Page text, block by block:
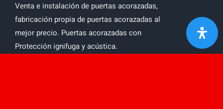
Venta e instalación de puertas acorazadas,
fabricación propia de puertas acorazadas al
mejor precio. Puertas acorazadas con
Protección ignifuga y acústica.